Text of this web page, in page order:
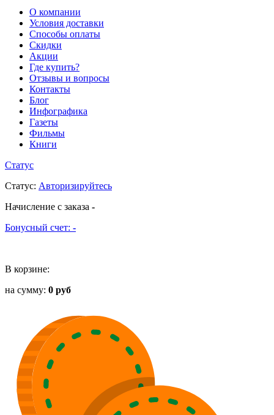
О компании
Условия доставки
Способы оплаты
Скидки
Акции
Где купить?
Отзывы и вопросы
Контакты
Блог
Инфографика
Газеты
Фильмы
Книги
Статус
Статус: Авторизируйтесь
Начисление с заказа -
Бонусный счет: -
В корзине:
на сумму: 0 руб